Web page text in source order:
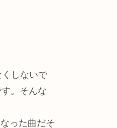
しないで
。そんな
った曲だそ